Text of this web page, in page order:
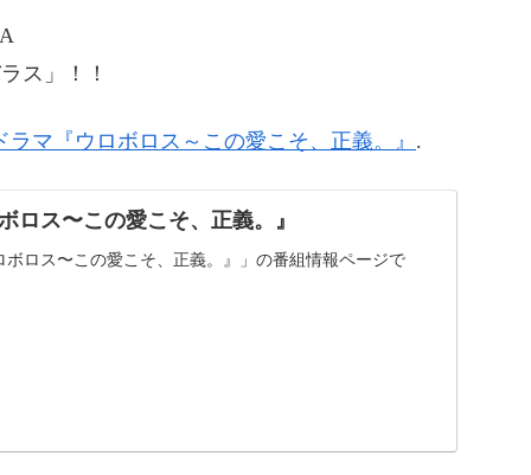
ス」！！
マ『ウロボロス～この愛こそ、正義。』 .
ロス〜この愛こそ、正義。』
ボロス〜この愛こそ、正義。』」の番組情報ページで